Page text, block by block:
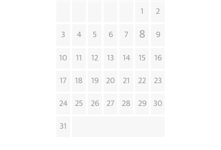
1 2
3 4 5 6 7 8 9
10 11 12 13 14 15 16
17 18 19 20 21 22 23
24 25 26 27 28 29 30
31